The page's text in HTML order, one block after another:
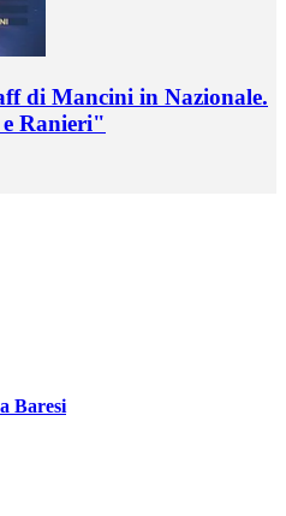
di Mancini in Nazionale.
Ranieri"
Baresi